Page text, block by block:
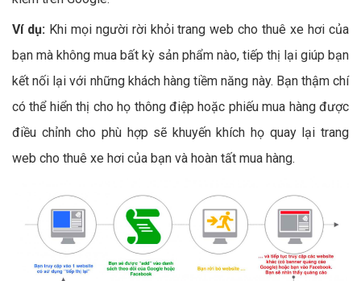
Ví dụ: Khi mọi người rời khỏi trang web cho thuê xe hơi của
bạn mà không mua bất kỳ sản phẩm nào, tiếp thị lại giúp bạn
kết nối lại với những khách hàng tiềm năng này. Bạn thậm chí
có thể hiển thị cho họ thông điệp hoặc phiếu mua hàng được
điều chỉnh cho phù hợp sẽ khuyến khích họ quay lại trang
web cho thuê xe hơi của bạn và hoàn tất mua hàng.